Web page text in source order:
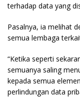
terhadap data yang
Pasalnya, ia melihat
semua lembaga
“Ketika seperti
semuanya saling
kepada semua
perlindungan data